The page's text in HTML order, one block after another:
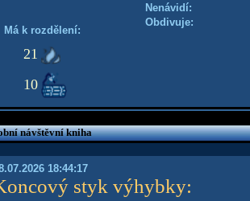
Má k rozdělení:
21
10
Nenávidí:
Obdivuje:
návštěvní kniha
18:44:17
styk výhybky: